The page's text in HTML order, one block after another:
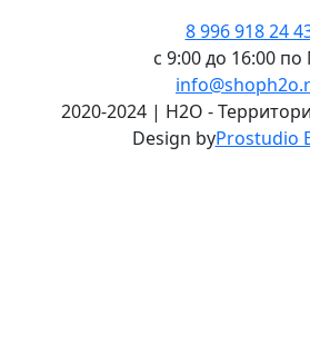
8 996 918 24
с 9:00 до 16:00
2020-2024 | H2O -
Design byProstudio